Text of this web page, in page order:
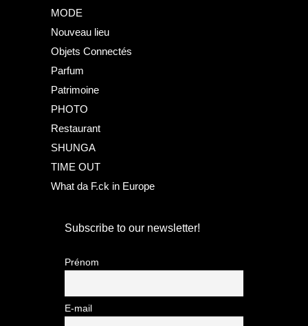
MODE
Nouveau lieu
Objets Connectés
Parfum
Patrimoine
PHOTO
Restaurant
SHUNGA
TIME OUT
What da F.ck in Europe
Subscribe to our newsletter!
Prénom
E-mail